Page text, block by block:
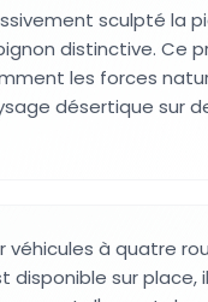
sculpté la
distinctive. Ce
les forces
désertique sur
véhicules à quatre
disponible sur place,